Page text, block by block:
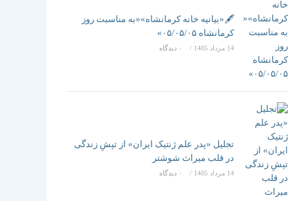
🖋️«بیانیه خانه کرمانشاه»«به مناسبت روز
کرمانشاه ۰۵/۰۵/۰۵»
14 مرداد 1405 / ۰ دیدگاه
تجلیل «پدر علم ژنتیک ایران» از تپشِ زندگی
در قلب میراث شوشتر
14 مرداد 1405 / ۰ دیدگاه